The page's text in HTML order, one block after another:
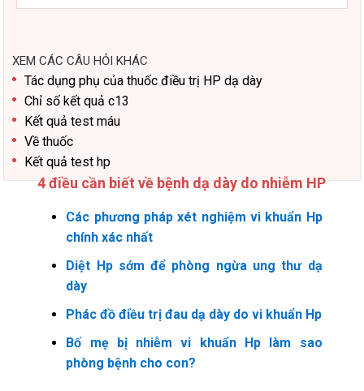
XEM CÁC CÂU HỎI KHÁC
Tác dụng phụ của thuốc điều trị HP dạ dày
Chỉ số kết quả c13
Kết quả test máu
Về thuốc
Kết quả test hp
4 điều cần biết về bệnh dạ dày do nhiễm HP
Các phương pháp xét nghiệm vi khuẩn Hp
chính xác nhất
Diệt Hp sớm để phòng ngừa ung thư dạ
dày
Phác đồ điều trị đau dạ dày do vi khuẩn Hp
Bố mẹ bị nhiễm vi khuẩn Hp làm sao
phòng bệnh cho con?